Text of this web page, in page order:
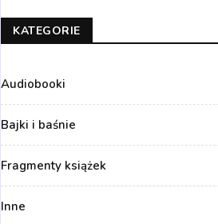
KATEGORIE
Audiobooki
Bajki i baśnie
Fragmenty książek
Inne